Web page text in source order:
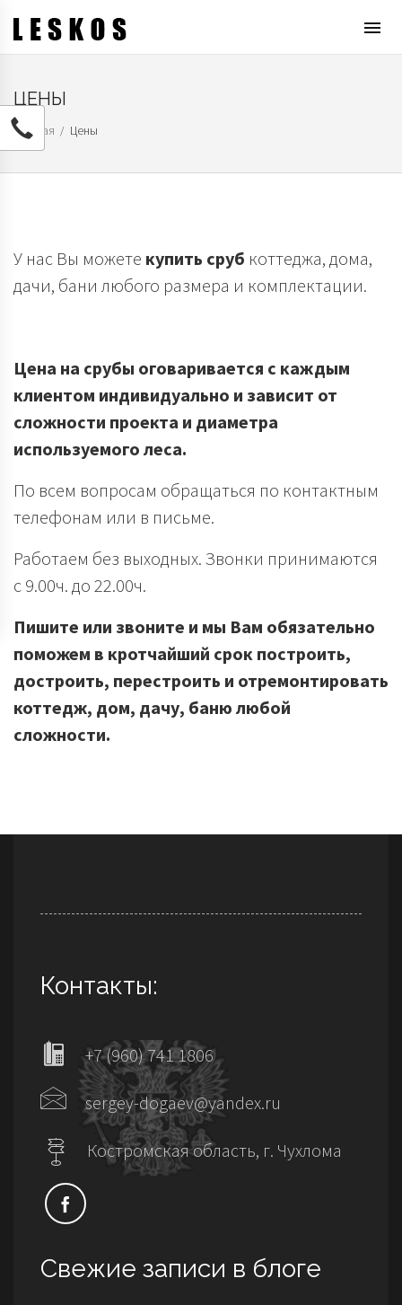
T
o
a
t
ЦЕНЫ
Главная / Цены
У нас Вы можете купить сруб коттеджа, дома,
дачи, бани любого размера и комплектации.
Цена на срубы оговаривается с каждым
клиентом индивидуально и зависит от
сложности проекта и диаметра
используемого леса.
По всем вопросам обращаться по контактным
телефонам или в письме.
Работаем без выходных. Звонки принимаются
с 9.00ч. до 22.00ч.
Пишите или звоните и мы Вам обязательно
поможем в кротчайший срок построить,
достроить, перестроить и отремонтировать
коттедж, дом, дачу, баню любой
сложности.
Контакты:
+7 (960) 741 1806
sergey-dogaev@yandex.ru
Костромская область, г. Чухлома
Свежие записи в блоге